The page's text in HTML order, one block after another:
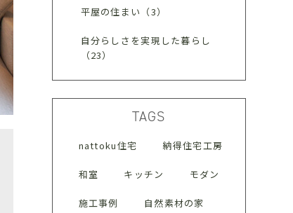
平屋の住まい（3）
自分らしさを実現した暮らし
（23）
TAGS
nattoku住宅 納得住宅工房
和室 キッチン モダン
施工事例 自然素材の家